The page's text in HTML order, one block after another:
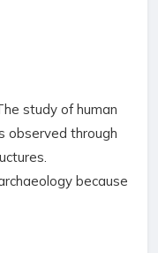
study of human
observed through
because